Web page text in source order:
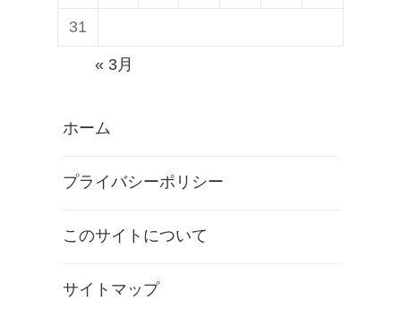
31
« 3月
ホーム
プライバシーポリシー
このサイトについて
サイトマップ